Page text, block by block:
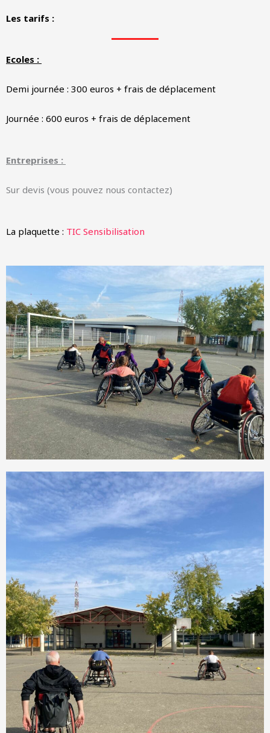
Les tarifs :
Ecoles :
Demi journée : 300 euros + frais de déplacement
Journée : 600 euros + frais de déplacement
Entreprises :
Sur devis (vous pouvez nous contactez)
La plaquette : TIC Sensibilisation